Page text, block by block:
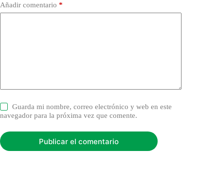
Añadir comentario *
Guarda mi nombre, correo electrónico y web en este
navegador para la próxima vez que comente.
Publicar el comentario